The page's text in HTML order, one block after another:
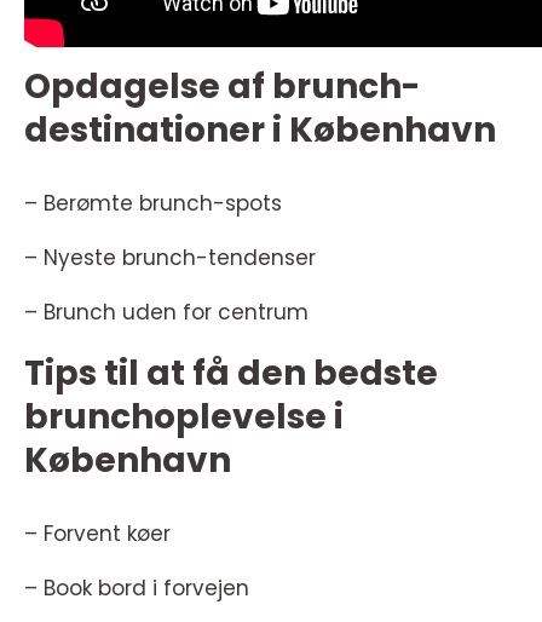
Opdagelse af brunch-
destinationer i København
– Berømte brunch-spots
– Nyeste brunch-tendenser
– Brunch uden for centrum
Tips til at få den bedste
brunchoplevelse i
København
– Forvent køer
– Book bord i forvejen